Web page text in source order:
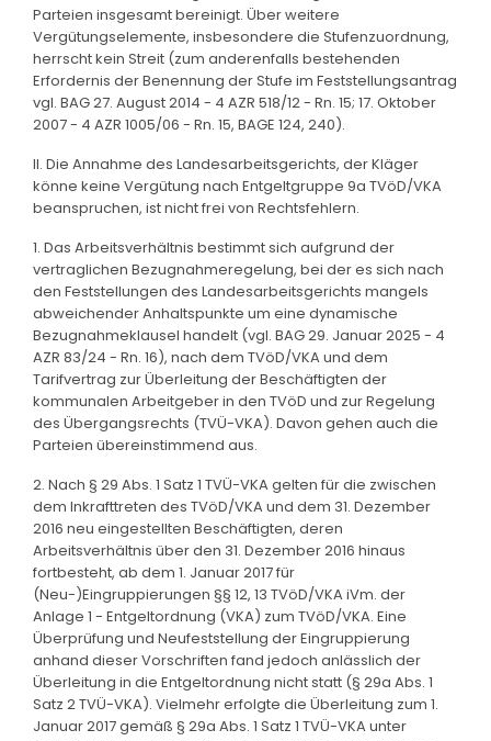
Parteien insgesamt bereinigt. Über weitere
Vergütungselemente, insbesondere die Stufenzuordnung,
herrscht kein Streit (zum anderenfalls bestehenden
Erfordernis der Benennung der Stufe im Feststellungsantrag
vgl. BAG 27. August 2014 - 4 AZR 518/12 - Rn. 15; 17. Oktober
2007 - 4 AZR 1005/06 - Rn. 15, BAGE 124, 240).
II. Die Annahme des Landesarbeitsgerichts, der Kläger
könne keine Vergütung nach Entgeltgruppe 9a TVöD/VKA
beanspruchen, ist nicht frei von Rechtsfehlern.
1. Das Arbeitsverhältnis bestimmt sich aufgrund der
vertraglichen Bezugnahmeregelung, bei der es sich nach
den Feststellungen des Landesarbeitsgerichts mangels
abweichender Anhaltspunkte um eine dynamische
Bezugnahmeklausel handelt (vgl. BAG 29. Januar 2025 - 4
AZR 83/24 - Rn. 16), nach dem TVöD/VKA und dem
Tarifvertrag zur Überleitung der Beschäftigten der
kommunalen Arbeitgeber in den TVöD und zur Regelung
des Übergangsrechts (TVÜ-VKA). Davon gehen auch die
Parteien übereinstimmend aus.
2. Nach § 29 Abs. 1 Satz 1 TVÜ-VKA gelten für die zwischen
dem Inkrafttreten des TVöD/VKA und dem 31. Dezember
2016 neu eingestellten Beschäftigten, deren
Arbeitsverhältnis über den 31. Dezember 2016 hinaus
fortbesteht, ab dem 1. Januar 2017 für
(Neu-)Eingruppierungen §§ 12, 13 TVöD/VKA iVm. der
Anlage 1 - Entgeltordnung (VKA) zum TVöD/VKA. Eine
Überprüfung und Neufeststellung der Eingruppierung
anhand dieser Vorschriften fand jedoch anlässlich der
Überleitung in die Entgeltordnung nicht statt (§ 29a Abs. 1
Satz 2 TVÜ-VKA). Vielmehr erfolgte die Überleitung zum 1.
Januar 2017 gemäß § 29a Abs. 1 Satz 1 TVÜ-VKA unter